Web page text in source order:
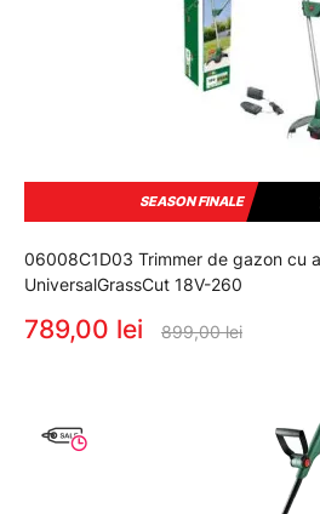
SEASON FINALE
06008C1D03 Trimmer de gazon cu
UniversalGrassCut 18V-260
789,00 lei 899,00 lei